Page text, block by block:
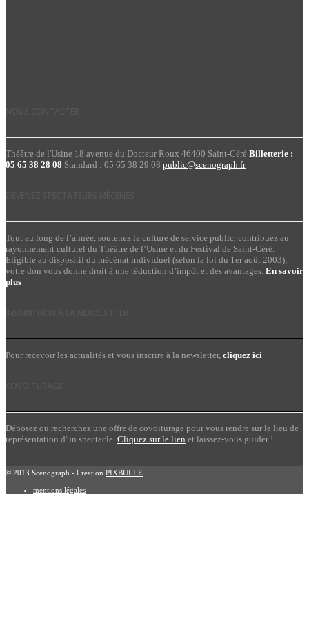
Théâtre de l'Usine 18 avenue du Docteur Roux 46400 Saint-Céré Billetterie :
05 65 38 28 08 Standard : 05 65 38 29 08 public@scenograph.fr
Tout au long de l’année, soutenez la culture de service public, contribuez au
rayonnement culturel du Théâtre de l’Usine et du Festival de Saint-Céré.
Éligible au dispositif du mécénat individuel (selon la loi du 1er août 2003),
votre don vous donne droit à une réduction d’impôt et des avantages. En savoir
plus
Pour recevoir les actualités et vous inscrire à la newsletter, cliquez ici
Déposez ou recherchez une offre de covoiturage pour vous rendre sur le lieu de
représentation d'un spectacle. Cliquez sur le lien et laissez-vous guider !
© 2013 Scenograph - Création PIXBULLE
mentions légales